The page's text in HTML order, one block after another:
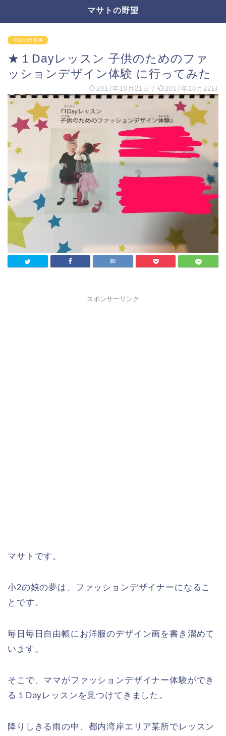
マサトの野望
今日の出来事
★１Dayレッスン 子供のためのファ
ッションデザイン体験 に行ってみた
2017年10月21日 / 2017年10月22日
スポンサーリンク
マサトです。
小2の娘の夢は、ファッションデザイナーになるこ
とです。
毎日毎日自由帳にお洋服のデザイン画を書き溜めて
います。
そこで、ママがファッションデザイナー体験ができ
る１Dayレッスンを見つけてきました。
降りしきる雨の中、都内湾岸エリア某所でレッスン